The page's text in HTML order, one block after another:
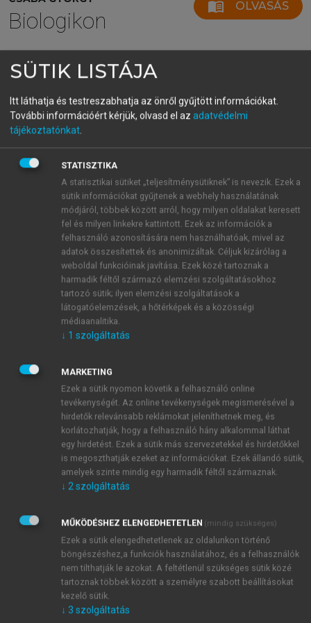
Biologikon
menu_book OLVASÁS
A szexuális szelekció, az utód nemének
megválasztása, vagy legalábbis az arra irányuló
vágy, nem újkeletű jelenség. Már a Talmudban
megtalálható a tanács: ha a nászágy észak-déli
irányban helyezkedik el, az kedvez a fiú
születésének. Németországban azt javasolták, hogy a
nemző atya vigyen magával fejszét, ha fiút akar, vagy
termékenyítsen száraz időben, miközben fúj a szél.
Más népek azt tanácsolták, hogy a férfi viseljen
csizmát az aktus közben, és hogy a nő se maradjon ki
a nem szabályozásából, azt ajánlották, hogy viseljen
férfiruhát az ágyban a nászéjszakán (!), vagy
feküdjön a jobb oldalán közösülés közben. Nagyon
kicsi a valószínűsége, hogy ezeknek a népi
hatástalanok voltak a tudományos mezbe öltöztetett
korai praktikák is, mint például a nő előírásszerű
diétája, illetve a savas vagy lúgos közeg alkalmazása
termékenyítés alkalmával, vagy diafragma használata
az egyik nemű spermium ellen. Már nagyobb
hatásfokkal volt alkalmazható a ciklus
figyelembevétele, megfigyelték ugyanis, hogy az
ovuláció közeli megtermékenyítés esetében
ha a spermiumoknak sokat kell várakozniok a női
ivarutakban. De megpróbáltak mesterségesen
beavatkozni a folyamatba a nem megfelelő nemű
spermiumok ellen képezett antitestekkel, vagy
éppenséggel a gyermek nemét meghatározni kívánó
(vagy arra kényszerített) nőt kezelték az ellentétes
nemű spermium antigénnel, hogy csak a kívánt nemű
SÜTIK LISTÁJA
Itt láthatja és testreszabhatja az önről gyűjtött információkat.
További információért kérjük, olvasd el az adatvédelmi
tájékoztatónkat.
STATISZTIKA
A statisztikai sütiket „teljesítménysütiknek” is nevezik. Ezek a
sütik információkat gyűjtenek a webhely használatának
módjáról, többek között arról, hogy milyen oldalakat keresett
fel és milyen linkekre kattintott. Ezek az információk a
felhasználó azonosítására nem használhatóak, mivel az
adatok összesítettek és anonimizáltak. Céljuk kizárólag a
weboldal funkcióinak javítása. Ezek közé tartoznak a
harmadik féltől származó elemzési szolgáltatásokhoz
tartozó sütik; ilyen elemzési szolgáltatások a
látogatóelemzések, a hőtérképek és a közösségi
médiaanalitika.
↓ 1 szolgáltatás
MARKETING
Ezek a sütik nyomon követik a felhasználó online
tevékenységét. Az online tevékenységek megismerésével a
hirdetők relevánsabb reklámokat jeleníthetnek meg, és
korlátozhatják, hogy a felhasználó hány alkalommal láthat
egy hirdetést. Ezek a sütik más szervezetekkel és hirdetőkkel
is megoszthatják ezeket az információkat. Ezek állandó sütik,
amelyek szinte mindig egy harmadik féltől származnak.
↓ 2szolgáltatás
MŰKÖDÉSHEZ ELENGEDHETETLEN (mindig szükséges)
Ezek a sütik elengedhetetlenek az oldalunkon történő
böngészéshez,a funkciók használatához, és a felhasználók
nem tilthatják le azokat. A feltétlenül szükséges sütik közé
tartoznak többek között a személyre szabott beállításokat
kezelő sütik.
↓ 3 szolgáltatás